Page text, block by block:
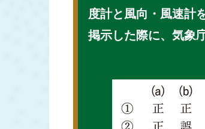
度計と風向・風速計
掲示した際に、気象